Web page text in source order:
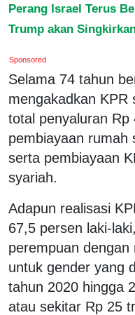
Perang Israel Terus
Trump akan
Sponsored
Selama 74 tahun
mengakadkan KPR
total penyaluran Rp
pembiayaan rumah
serta pembiayaan
syariah.
Adapun realisasi
67,5 persen laki-
perempuan dengan
untuk gender yang
tahun 2020 hingga
atau sekitar Rp 25